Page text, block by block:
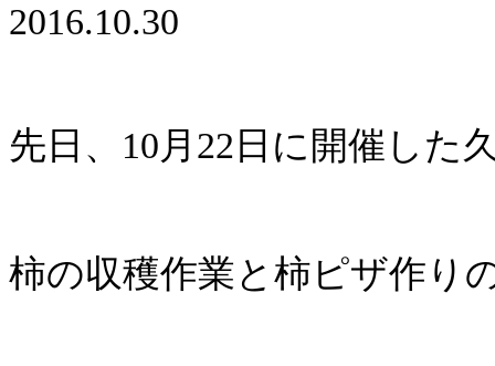
2016.10.30
先日、10月22日に開催した
柿の収穫作業と柿ピザ作り